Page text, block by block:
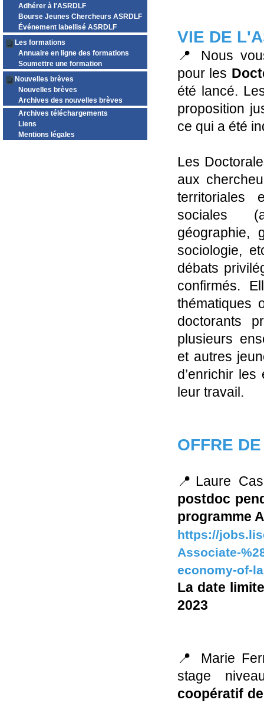
Adhérer à l'ASRDLF
Bourse Jeunes Chercheurs ASRDLF
Événement labellisé ASRDLF
Les formations
Annuaire en ligne des formations
Soumettre une formation
Nouvelles brèves
Nouvelles brèves
Archives des nouvelles brèves
Archives téléchargements
Liens
Mentions légales
VIE DE
📍 Nous
pour les
été lancé.
proposition
ce qui a été
Les
aux
territoriales
sociales
géographie,
sociologie,
débats
confirmés.
thématiques
doctorants
plusieurs
et autres
d’enrichir
leur travail.
OFFRE
📍Laure
postdoc
programme
https://
Associate-
economy-of-
La date
2023
📍 Marie
stage
coopératif